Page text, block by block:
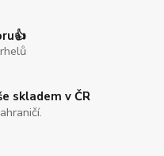
skladem v ČR